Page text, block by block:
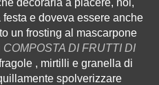
decorarla a piacere, noi,
e doveva essere anche
un frosting al mascarpone
COMPOSTA DI FRUTTI DI
, mirtilli e granella di
spolverizzare